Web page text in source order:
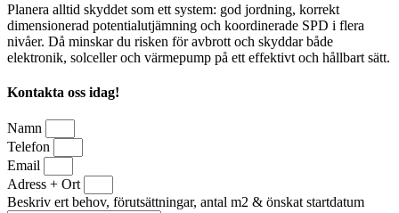
Planera alltid skyddet som ett system: god jordning, korrekt
dimensionerad potentialutjämning och koordinerade SPD i flera
nivåer. Då minskar du risken för avbrott och skyddar både
elektronik, solceller och värmepump på ett effektivt och hållbart sätt.
Kontakta oss idag!
Namn
Telefon
Email
Adress + Ort
Beskriv ert behov, förutsättningar, antal m2 & önskat startdatum